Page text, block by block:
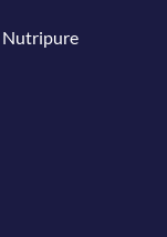
Nutripure